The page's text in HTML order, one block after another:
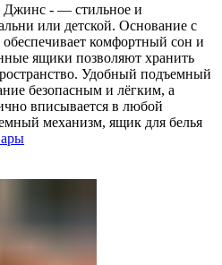
Джинс - — стильное и
или детской. Основание с
комфортный сон и
ящики позволяют хранить
Удобный подъемный
безопасным и лёгким, а
вписывается в любой
механизм, ящик для белья